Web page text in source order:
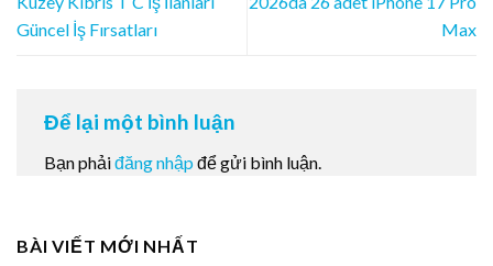
Güncel İş Fırsatları
Max
Để lại một bình luận
Bạn phảiđăng nhập để gửi bình luận.
BÀI VIẾT MỚI NHẤT